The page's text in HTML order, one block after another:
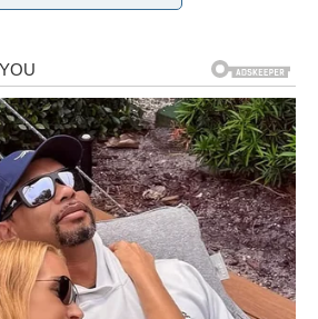
za dugotrajne efekte potrebna je i